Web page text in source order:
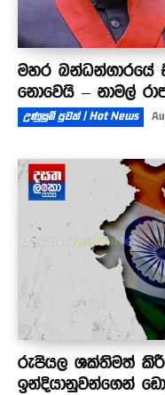
මහර බන්ධන්ගාරයේ
නොවෙයි – නාමල්
උණුසුම් පුවත් | Hot News
රුපියල ශක්තිමත්
ඉන්දියානුවන්ගෙන්